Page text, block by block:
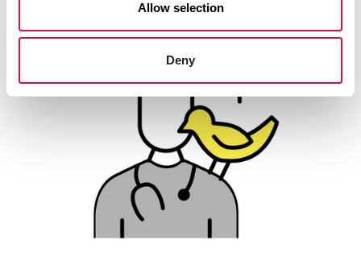
Allow selection
Deny
equilibrata